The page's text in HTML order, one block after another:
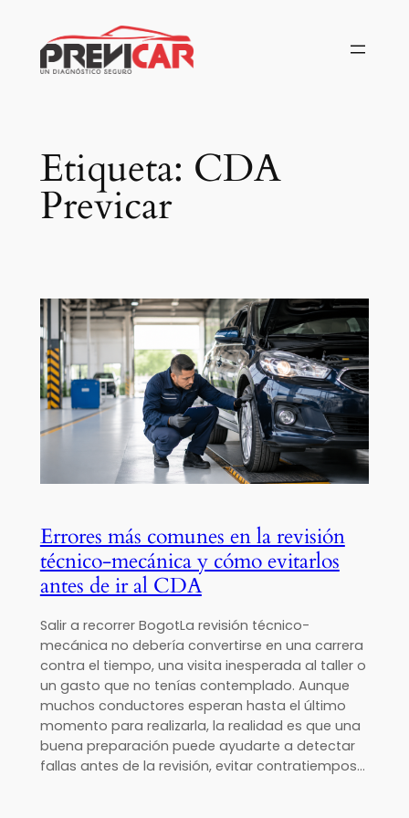
contenido
Etiqueta: CDA
Previcar
Errores más comunes en la revisión
técnico-mecánica y cómo evitarlos
antes de ir al CDA
Salir a recorrer BogotLa revisión técnico-
mecánica no debería convertirse en una carrera
contra el tiempo, una visita inesperada al taller o
un gasto que no tenías contemplado. Aunque
muchos conductores esperan hasta el último
momento para realizarla, la realidad es que una
buena preparación puede ayudarte a detectar
fallas antes de la revisión, evitar contratiempos…